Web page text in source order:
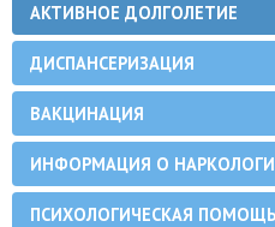
АКТИВНОЕ ДОЛГОЛЕТИЕ
ДИСПАНСЕРИЗАЦИЯ
ВАКЦИНАЦИЯ
ИНФОРМАЦИЯ О
ПСИХОЛОГИЧЕСКАЯ ПОМОЩЬ